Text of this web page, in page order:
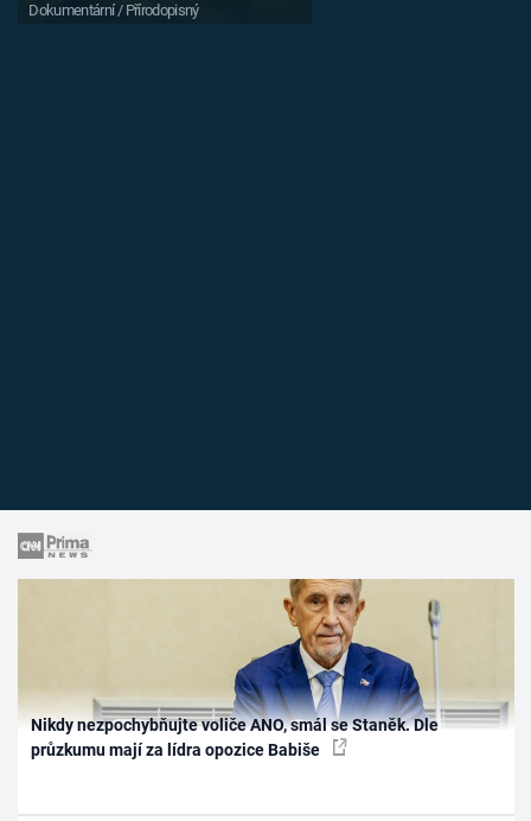
Dokumentární / Přírodopisný
Nikdy nezpochybňujte voliče ANO, smál se Staněk. Dle
průzkumu mají za lídra opozice Babiše